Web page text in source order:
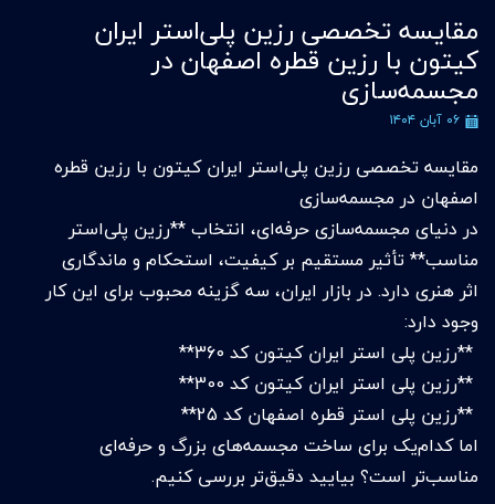
مقایسه تخصصی رزین پلی‌استر ایران
کیتون با رزین قطره اصفهان در
مجسمه‌سازی
۰۶ آبان ۱۴۰۴
مقایسه تخصصی رزین پلی‌استر ایران کیتون با رزین قطره
اصفهان در مجسمه‌سازی
در دنیای مجسمه‌سازی حرفه‌ای، انتخاب **رزین پلی‌استر
مناسب** تأثیر مستقیم بر کیفیت، استحکام و ماندگاری
اثر هنری دارد. در بازار ایران، سه گزینه‌ محبوب برای این کار
وجود دارد:
**رزین پلی استر ایران کیتون کد 360**
**رزین پلی استر ایران کیتون کد 300**
**رزین پلی استر قطره اصفهان کد 25**
اما کدام‌یک برای ساخت مجسمه‌های بزرگ و حرفه‌ای
مناسب‌تر است؟ بیایید دقیق‌تر بررسی کنیم.